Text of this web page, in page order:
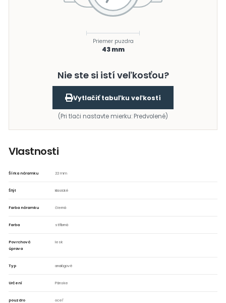
Priemer puzdra
43 mm
Nie ste si istí veľkosťou?
Vytlačiť tabuľku veľkostí
(Pri tlači nastavte mierku: Predvolené)
Vlastnosti
Šírka náramku 22 mm
Štýl klasické
Farba náramku čierná
Farba stříbrná
Povrchová
úprava
lesk
Typ analógové
Určení Pánske
pouzdro oceľ